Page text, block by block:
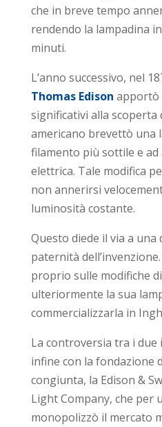
che in breve tempo
rendendo la lampadina
minuti.
L’anno successivo, nel
Thomas Edison apportò
significativi alla scoperta
americano brevettò una
filamento più sottile e ad
elettrica. Tale modifica
non annerirsi
luminosità costante.
Questo diede il via a una
paternità
proprio sulle modifiche
ulteriormente la sua
commercializzarla in
La controversia tra i
infine con la fondazione
congiunta, la Edison &
Light Company, che per
monopolizzò il mercato